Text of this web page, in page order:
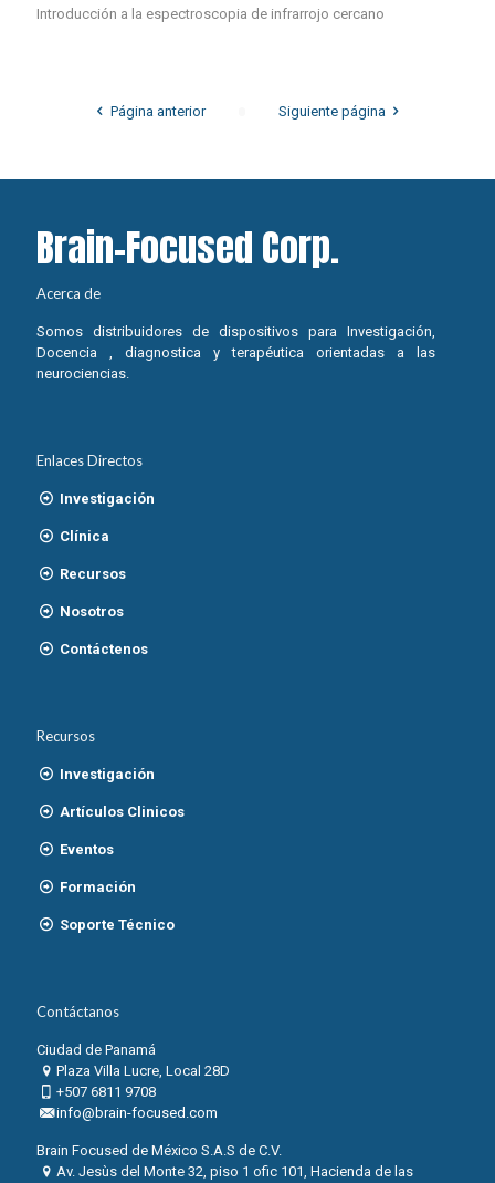
Introducción a la espectroscopia de infrarrojo cercano
Página anterior Siguiente página
Brain-Focused Corp.
Acerca de
Somos distribuidores de dispositivos para Investigación,
Docencia , diagnostica y terapéutica orientadas a las
neurociencias.
Enlaces Directos
Investigación
Clínica
Recursos
Nosotros
Contáctenos
Recursos
Investigación
Artículos Clinicos
Eventos
Formación
Soporte Técnico
Contáctanos
Ciudad de Panamá
Plaza Villa Lucre, Local 28D
+507 6811 9708
info@brain-focused.com
Brain Focused de México S.A.S de C.V.
Av. Jesùs del Monte 32, piso 1 ofic 101, Hacienda de las